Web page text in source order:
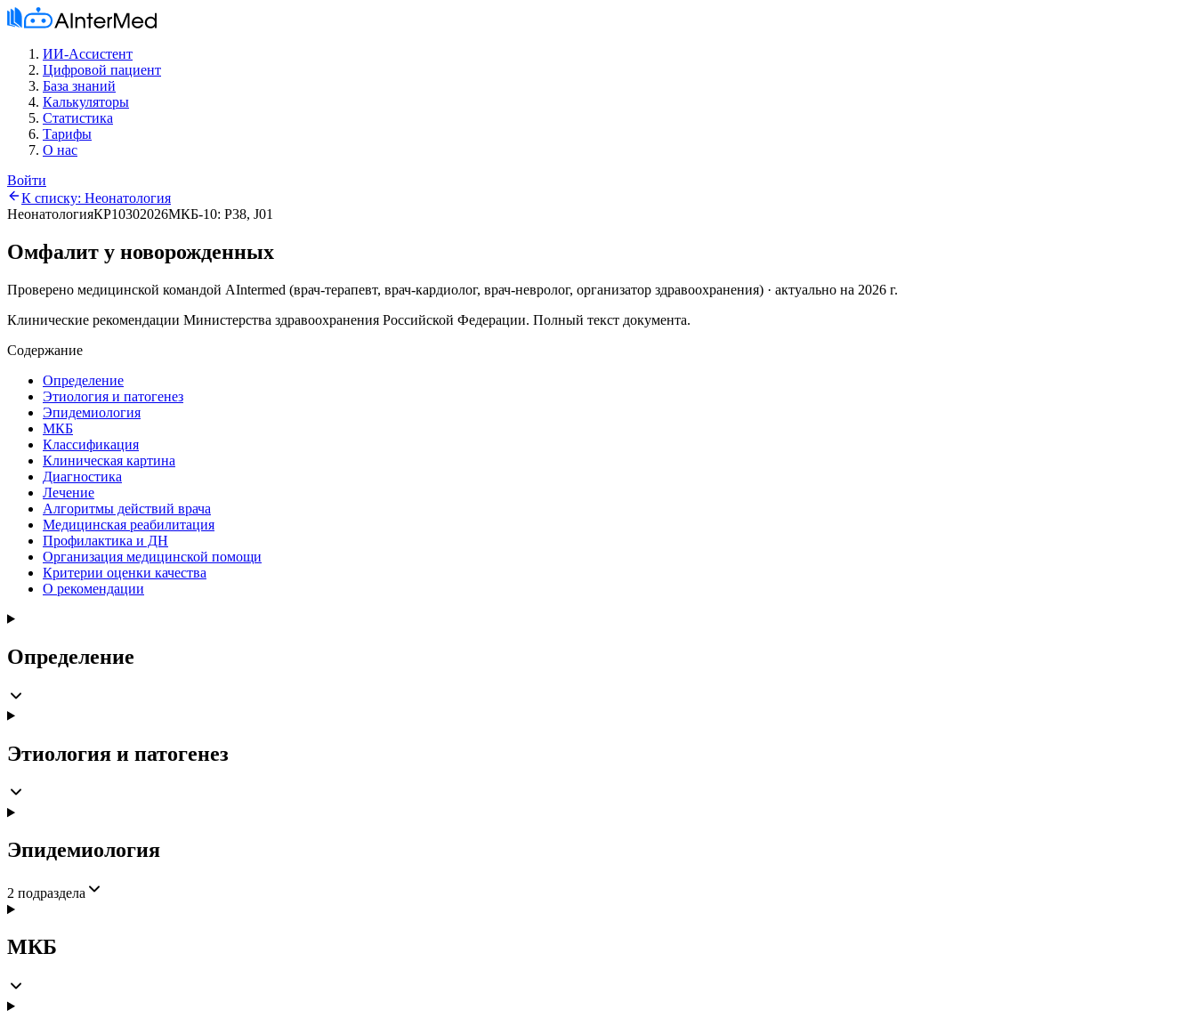
ИИ-Ассистент
Цифровой пациент
База знаний
Калькуляторы
Статистика
Тарифы
О нас
Войти
К списку: Неонатология
НеонатологияКР10302026МКБ-10: P38, J01
Омфалит у новорожденных
Проверено медицинской командой AIntermed (врач-терапевт, врач-кардиолог, врач-невролог, организатор здравоохранения) · актуально на 2026 г.
Клинические рекомендации Министерства здравоохранения Российской Федерации. Полный текст документа.
Содержание
Определение
Этиология и патогенез
Эпидемиология
МКБ
Классификация
Клиническая картина
Диагностика
Лечение
Алгоритмы действий врача
Медицинская реабилитация
Профилактика и ДН
Организация медицинской помощи
Критерии оценки качества
О рекомендации
Определение
Этиология и патогенез
Эпидемиология
2 подраздела
МКБ